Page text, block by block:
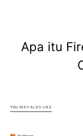
Apa itu
YOU MAY ALSO LIKE